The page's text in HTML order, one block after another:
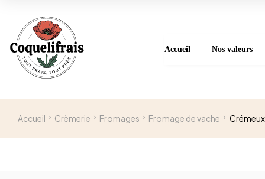
Accueil Nos valeurs
Accueil Crèmerie Fromages Fromage de vache